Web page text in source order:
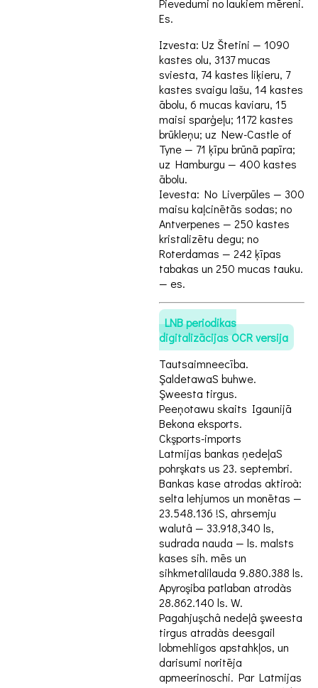
Pievedumi no laukiem mēreni.
Es.
Izvesta: Uz Štetini — 1090
kastes olu, 3137 mucas
sviesta, 74 kastes liķieru, 7
kastes svaigu lašu, 14 kastes
ābolu, 6 mucas kaviaru, 15
maisi sparģeļu; 1172 kastes
brūkleņu; uz New-Castle of
Tyne — 71 ķīpu brūnā papīra;
uz Hamburgu — 400 kastes
ābolu.
Ievesta: No Liverpūles — 300
maisu kaļcinētās sodas; no
Antverpenes — 250 kastes
kristalizētu degu; no
Roterdamas — 242 ķīpas
tabakas un 250 mucas tauku.
— es.
LNB periodikas
digitalizācijas OCR versija
Tautsaimneecība.
ŞaldetawaS buhwe.
Şweesta tirgus.
Peeņotawu skaits Igaunijā
Bekona eksports.
Ckşports-imports
Latmijas bankas ņedeļaS
pohrşkats us 23. septembri.
Bankas kase atrodas aktiroà:
selta lehjumos un monētas —
23.548.136 !S, ahrsemju
walutâ — 33.918,340 ls,
sudrada nauda — ls. malsts
kases sih. mēs un
sihkmetalilauda 9.880.388 ls.
Apyroşiba patlaban atrodàs
28.862.140 ls. W.
Pagahjuşchâ nedeļâ şweesta
tirgus atradàs deesgail
lobmehligos apstahkļos, un
darisumi noritēja
apmeerinoschi. Par Latmijas